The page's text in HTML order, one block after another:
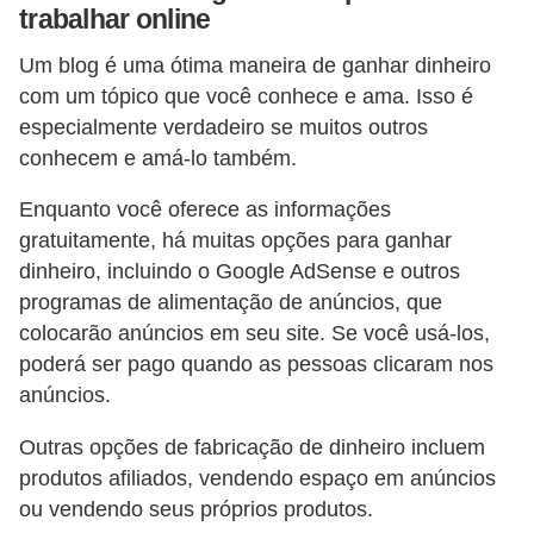
trabalhar online
Um blog é uma ótima maneira de ganhar dinheiro
com um tópico que você conhece e ama. Isso é
especialmente verdadeiro se muitos outros
conhecem e amá-lo também.
Enquanto você oferece as informações
gratuitamente, há muitas opções para ganhar
dinheiro, incluindo o Google AdSense e outros
programas de alimentação de anúncios, que
colocarão anúncios em seu site. Se você usá-los,
poderá ser pago quando as pessoas clicaram nos
anúncios.
Outras opções de fabricação de dinheiro incluem
produtos afiliados, vendendo espaço em anúncios
ou vendendo seus próprios produtos.
b
a
l
h
P
o
r
t
a
r
i
a
1